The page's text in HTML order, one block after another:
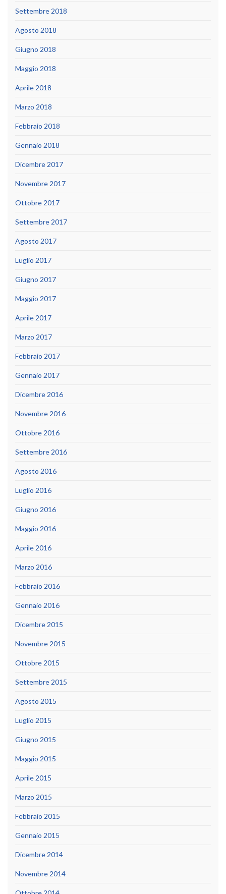
Settembre 2018
Agosto 2018
Giugno 2018
Maggio 2018
Aprile 2018
Marzo 2018
Febbraio 2018
Gennaio 2018
Dicembre 2017
Novembre 2017
Ottobre 2017
Settembre 2017
Agosto 2017
Luglio 2017
Giugno 2017
Maggio 2017
Aprile 2017
Marzo 2017
Febbraio 2017
Gennaio 2017
Dicembre 2016
Novembre 2016
Ottobre 2016
Settembre 2016
Agosto 2016
Luglio 2016
Giugno 2016
Maggio 2016
Aprile 2016
Marzo 2016
Febbraio 2016
Gennaio 2016
Dicembre 2015
Novembre 2015
Ottobre 2015
Settembre 2015
Agosto 2015
Luglio 2015
Giugno 2015
Maggio 2015
Aprile 2015
Marzo 2015
Febbraio 2015
Gennaio 2015
Dicembre 2014
Novembre 2014